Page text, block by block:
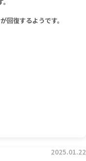
回復するようです。
2025.01.22